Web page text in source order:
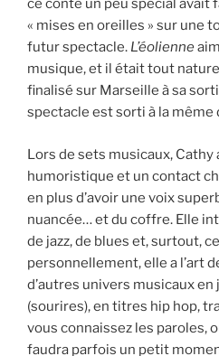
ce conte un peu spécial avait
« mises en oreilles » sur une
futur spectacle. L’éolienne
musique, et il était tout
finalisé sur Marseille à sa
spectacle est sorti à la même
Lors de sets musicaux,
humoristique et un contact
en plus d’avoir une voix
nuancée… et du coffre. Elle
de jazz, de blues et, surtout,
personnellement, elle a l’art
d’autres univers musicaux en
(sourires), en titres hip hop,
vous connaissez les paroles,
faudra parfois un petit